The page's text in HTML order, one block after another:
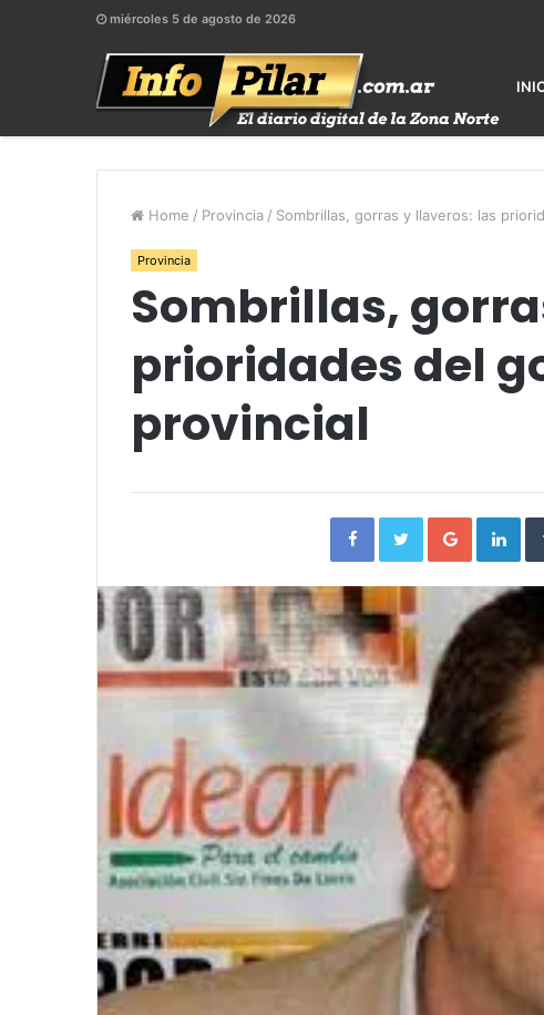
miércoles 5 de agosto de 2026
Home / Provincia / Sombrillas, gorras y llaveros: las
Provincia
Sombrillas,
prioridades del
provincial
FacebookTwitterGoogle+